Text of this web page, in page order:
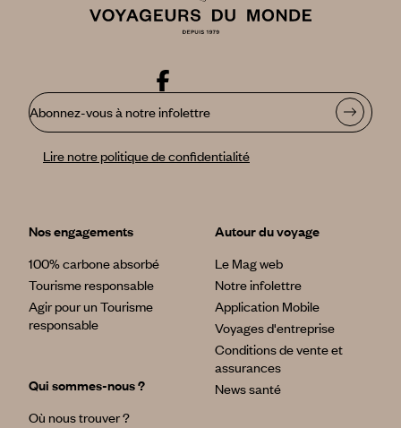
Abonnez-vous à notre infolettre
Lire notre politique de confidentialité
Nos engagements
100% carbone absorbé
Tourisme responsable
Agir pour un Tourisme
responsable
Qui sommes-nous ?
Où nous trouver ?
Autour du voyage
Le Mag web
Notre infolettre
Application Mobile
Voyages d'entreprise
Conditions de vente et
assurances
News santé